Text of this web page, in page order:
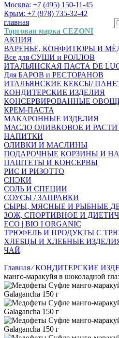
Москва: +7 (495) 150-11-45
Крым: +7 (978) 735-32-42
главная
Торговая марка CEZONI
АКЦИЯ
ВАРЕНЬЕ, КОНФИТЮРЫ И
Все для СУШИ и РОЛЛОВ
ИТАЛЬЯНСКАЯ ПАСТА DE
Для БАРОВ и РЕСТОРАНОВ
ИТАЛЬЯНСКИЕ КЕКСЫ/
КОНДИТЕРСКИЕ ИЗДЕЛИЯ
КОНСЕРВИРОВАННЫЕ
КРЕМ-ПАСТА
МАКАРОННЫЕ ИЗДЕЛИЯ
МАСЛО ОЛИВКОВОЕ И
НАПИТКИ
ОЛИВКИ И МАСЛИНЫ
ПОДАРОЧНЫЕ КОРЗИНЫ И
ПАШТЕТЫ И КОНСЕРВЫ
РИС И РИЗОТТО
СНЭКИ
СОЛЬ И СПЕЦИИ
СОУСЫ / ЗАПРАВКИ
СЫРЫ, МЯСНЫЕ И РЫБНЫЕ
ЗОЖ, СПОРТИВНОЕ И
ECO | BIO I ORGANIC
ТРЮФЕЛЬ И ПРОДУКТЫ С
ХЛЕБЦЫ И ХЛЕБНЫЕ
ЧАЙ
Главная⁄КОНДИТЕРСКИЕ
манго-маракуйя в шоколадной